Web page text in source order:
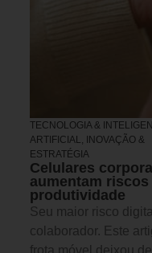
TECNOLOGIA &
ARTIFICIAL,
INOVAÇÃO &
ESTRATÉGIA
Celulares
aumentam
produtividade
Seu maior risco
colaborador. Este